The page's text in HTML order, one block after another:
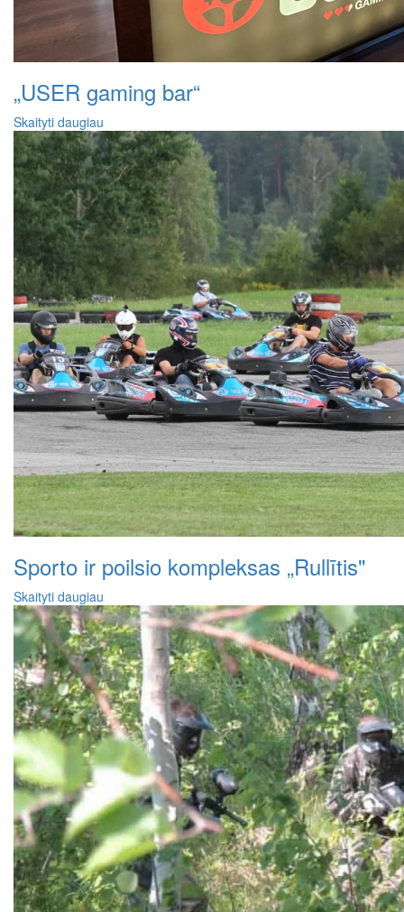
„USER gaming bar“
Skaityti daugiau
Sporto ir poilsio kompleksas „Rullītis"
Skaityti daugiau